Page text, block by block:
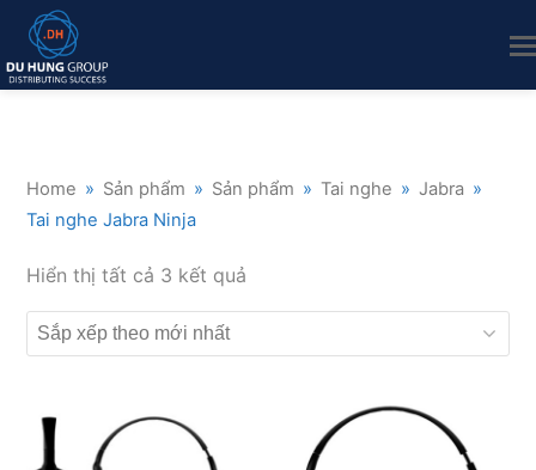
Home » Sản phẩm » Sản phẩm » Tai nghe » Jabra »
Tai nghe Jabra Ninja
Hiển thị tất cả 3 kết quả
sắp
xếp